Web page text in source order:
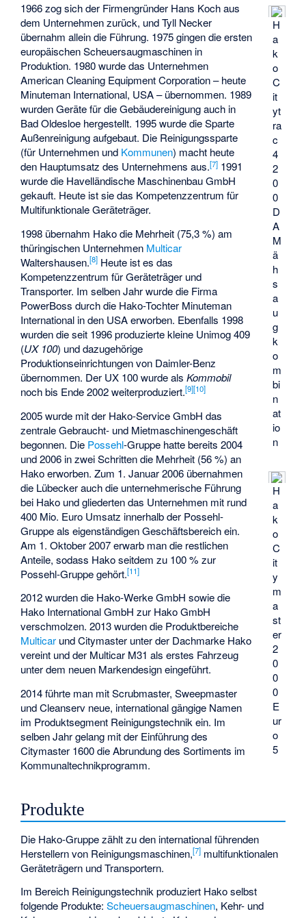
H
a
k
o
C
it
yt
ra
c
4
2
0
0
D
A
M
ä
h
s
a
u
g
k
o
m
bi
n
at
io
n
1966 zog sich der Firmengründer Hans Koch aus
dem Unternehmen zurück, und Tyll Necker
übernahm allein die Führung. 1975 gingen die ersten
europäischen Scheuersaugmaschinen in
Produktion. 1980 wurde das Unternehmen
American Cleaning Equipment Corporation – heute
Minuteman International, USA – übernommen. 1989
wurden Geräte für die Gebäudereinigung auch in
Bad Oldesloe hergestellt. 1995 wurde die Sparte
Außenreinigung aufgebaut. Die Reinigungssparte
(für Unternehmen und Kommunen) macht heute
den Hauptumsatz des Unternehmens aus.[7] 1991
wurde die Havelländische Maschinenbau GmbH
gekauft. Heute ist sie das Kompetenzzentrum für
Multifunktionale Geräteträger.
1998 übernahm Hako die Mehrheit (75,3 %) am
thüringischen Unternehmen Multicar
Waltershausen.[8] Heute ist es das
Kompetenzzentrum für Geräteträger und
Transporter. Im selben Jahr wurde die Firma
PowerBoss durch die Hako-Tochter Minuteman
International in den USA erworben. Ebenfalls 1998
wurden die seit 1996 produzierte kleine Unimog 409
(UX 100) und dazugehörige
Produktionseinrichtungen von Daimler-Benz
übernommen. Der UX 100 wurde alsKommobil
noch bis Ende 2002 weiterproduziert.[9][10]
H
a
k
o
C
it
y
m
a
st
er
2
0
0
0
E
ur
o
5
2005 wurde mit der Hako-Service GmbH das
zentrale Gebraucht- und Mietmaschinengeschäft
begonnen. Die Possehl-Gruppe hatte bereits 2004
und 2006 in zwei Schritten die Mehrheit (56 %) an
Hako erworben. Zum 1. Januar 2006 übernahmen
die Lübecker auch die unternehmerische Führung
bei Hako und gliederten das Unternehmen mit rund
400 Mio. Euro Umsatz innerhalb der Possehl-
Gruppe als eigenständigen Geschäftsbereich ein.
Am 1. Oktober 2007 erwarb man die restlichen
Anteile, sodass Hako seitdem zu 100 % zur
Possehl-Gruppe gehört.[11]
2012 wurden die Hako-Werke GmbH sowie die
Hako International GmbH zur Hako GmbH
verschmolzen. 2013 wurden die Produktbereiche
Multicar und Citymaster unter der Dachmarke Hako
vereint und der Multicar M31 als erstes Fahrzeug
unter dem neuen Markendesign eingeführt.
2014 führte man mit Scrubmaster, Sweepmaster
und Cleanserv neue, international gängige Namen
im Produktsegment Reinigungstechnik ein. Im
selben Jahr gelang mit der Einführung des
Citymaster 1600 die Abrundung des Sortiments im
Kommunaltechnikprogramm.
Produkte
Die Hako-Gruppe zählt zu den international führenden
Herstellern von Reinigungsmaschinen,[7] multifunktionalen
Geräteträgern und Transportern.
Im Bereich Reinigungstechnik produziert Hako selbst
folgende Produkte:Scheuersaugmaschinen, Kehr- und